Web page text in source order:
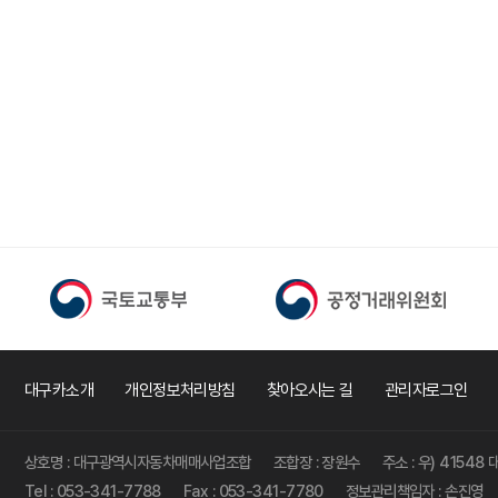
대구카소개 개인정보처리방침 찾아오시는 길 관리자로그인
상호명 : 대구광역시자동차매매사업조합 조합장 : 장원수
주소 : 우) 41548
Tel : 053-341-7788
Fax : 053-341-7780 정보관리책임자 : 손진영